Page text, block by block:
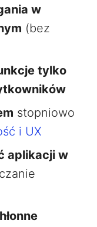
w
(bez
tylko
stopniowo
i UX
aplikacji w